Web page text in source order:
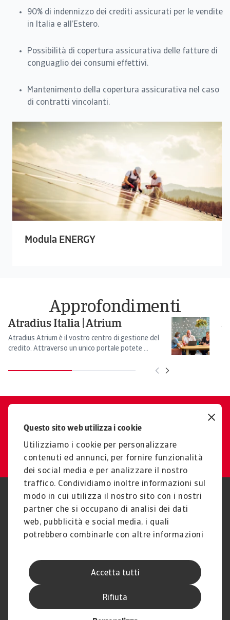
Questo sito web utilizza i cookie
Utilizziamo i cookie per personalizzare
contenuti ed annunci, per fornire funzionalità
dei social media e per analizzare il nostro
traffico. Condividiamo inoltre informazioni sul
modo in cui utilizza il nostro sito con i nostri
partner che si occupano di analisi dei dati
web, pubblicità e social media, i quali
potrebbero combinarle con altre informazioni
suo utilizzo dei loro servizi.
Accetta tutti
Rifiuta
90% di indennizzo dei crediti assicurati per le vendite
in Italia e all’Estero.
Possibilità di copertura assicurativa delle fatture di
conguaglio dei consumi effettivi.
Mantenimento della copertura assicurativa nel caso
di contratti vincolanti.
Modula ENERGY
Approfondimenti
Atradius Italia | Atrium
Atradius Atrium è il vostro centro di gestione del
credito. Attraverso un unico portale potete ...
Contattaci per saperne di più !
Numero verde 800 34 34 00
Nota Legale
Privacy
Cookies
Phishing e Sicurezza
informatica
Disclaimer
GDPR
Atradius Information Services